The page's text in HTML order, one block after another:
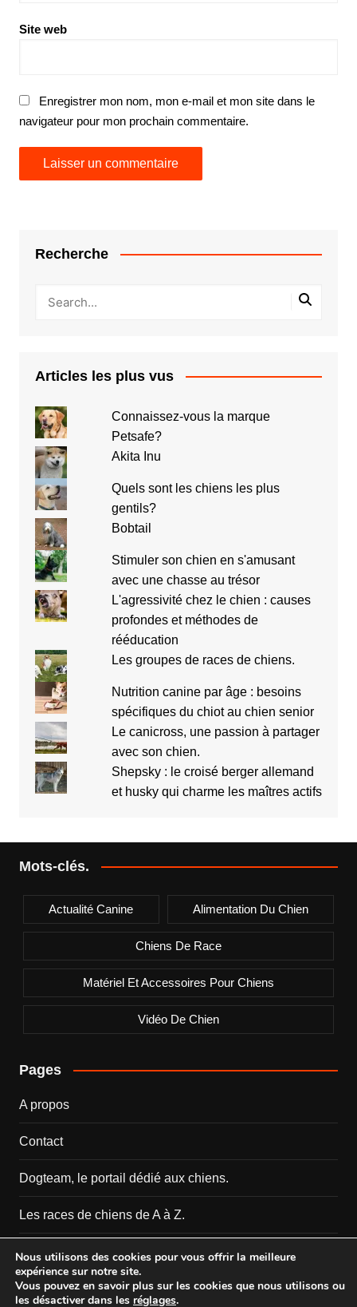
Site web
Enregistrer mon nom, mon e-mail et mon site dans le
navigateur pour mon prochain commentaire.
Recherche
Articles les plus vus
Connaissez-vous la marque
Petsafe?
Akita Inu
Quels sont les chiens les plus
gentils?
Bobtail
Stimuler son chien en s'amusant
avec une chasse au trésor
L'agressivité chez le chien : causes
profondes et méthodes de
rééducation
Les groupes de races de chiens.
Nutrition canine par âge : besoins
spécifiques du chiot au chien senior
Le canicross, une passion à partager
avec son chien.
Shepsky : le croisé berger allemand
et husky qui charme les maîtres actifs
Mots-clés.
Actualité Canine Alimentation Du Chien
Chiens De Race
Matériel Et Accessoires Pour Chiens
Vidéo De Chien
Pages
A propos
Contact
Dogteam, le portail dédié aux chiens.
Les races de chiens de A à Z.
Mentions Légales
Nous utilisons des cookies pour vous offrir la meilleure
expérience sur notre site.
Vous pouvez en savoir plus sur les cookies que nous utilisons ou
les désactiver dans les réglages.